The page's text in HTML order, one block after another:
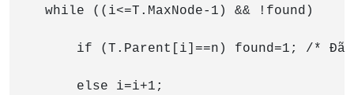
    while ((i<=T.MaxNode-1) && !found)
if (T.Parent[i]==n) found=1; /*
        else i=i+1;